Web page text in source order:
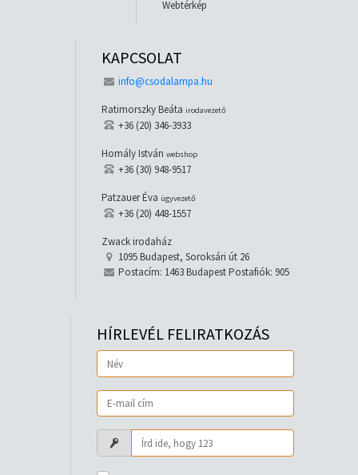
Webtérkép
KAPCSOLAT
info@csodalampa.hu
Ratimorszky Beáta irodavezető
+36 (20) 346-3933
Homály István webshop
+36 (30) 948-9517
Patzauer Éva ügyvezető
+36 (20) 448-1557
Zwack irodaház
1095 Budapest, Soroksári út 26
Postacím: 1463 Budapest Postafiók: 905
HÍRLEVÉL FELIRATKOZÁS